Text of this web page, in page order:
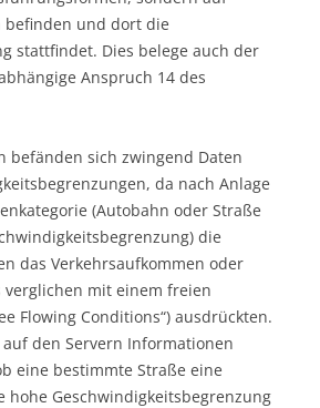
befinden und dort die
stattfindet. Dies belege auch der
Anspruch 14 des
befänden sich zwingend Daten
da nach Anlage
(Autobahn oder Straße
die
das Verkehrsaufkommen oder
verglichen mit einem freien
Flowing Conditions“) ausdrückten.
den Servern Informationen
eine bestimmte Straße eine
hohe Geschwindigkeitsbegrenzung